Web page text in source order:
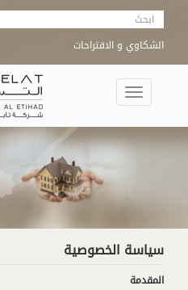
Skip to main content
Search form
الشكاوي و الاقتراحات
Toggle
navigation
سياسة الخصوصية
المقدمة